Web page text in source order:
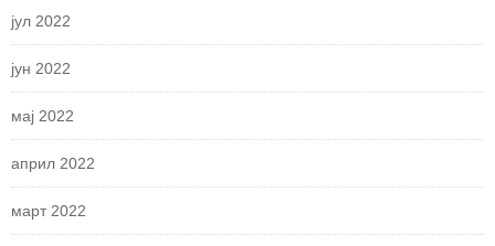
јул 2022
јун 2022
мај 2022
април 2022
март 2022